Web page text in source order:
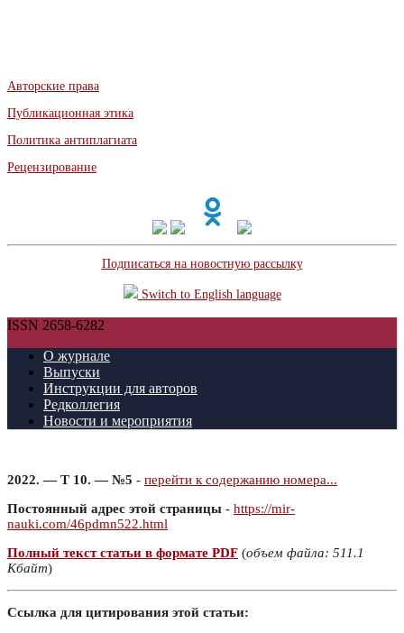
Авторские права
Публикационная этика
Политика антиплагиата
Рецензирование
Подписаться на новостную рассылку
Switch to English language
ISSN 2658-6282
О журнале
Выпуски
Инструкции для авторов
Редколлегия
Новости и мероприятия
2022. — Т 10. — №5 - перейти к содержанию номера...
Постоянный адрес этой страницы - https://mir-
nauki.com/46pdmn522.html
Полный текст статьи в формате PDF (объем файла: 511.1
Кбайт)
Ссылка для цитирования этой статьи: